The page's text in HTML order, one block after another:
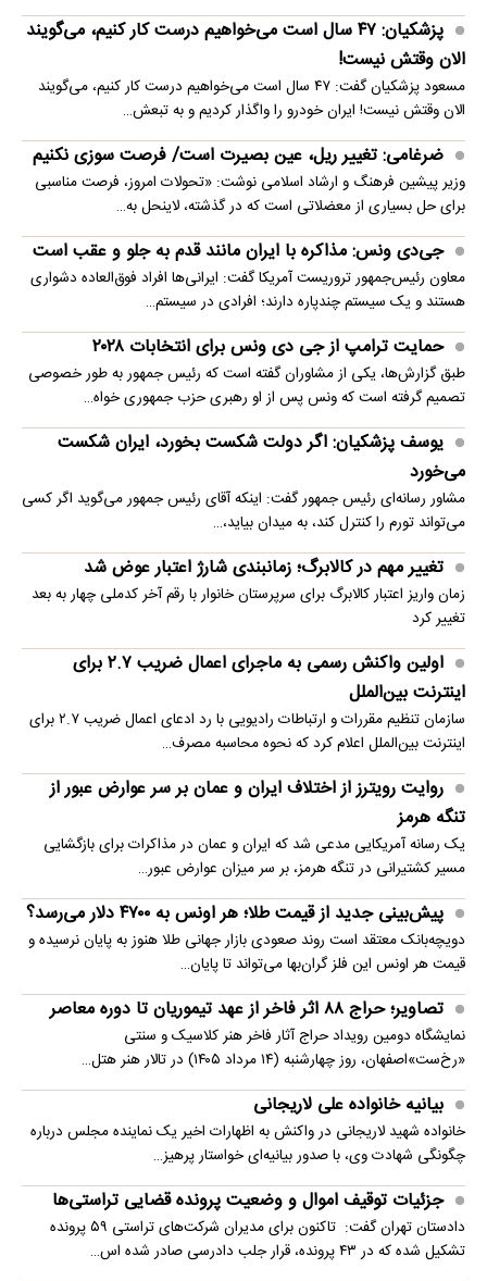
پزشکیان: ۴۷ سال است می‌خواهیم درست کار کنیم، می‌گویند
الان وقتش نیست!
مسعود پزشکیان گفت: ۴۷ سال است می‌خواهیم درست کار کنیم، می‌گویند
الان وقتش نیست! ایران خودرو را واگذار کردیم و به تبعش…
ضرغامی: تغییر ریل، عین بصیرت است/ فرصت سوزی نکنیم
وزیر پیشین فرهنگ و ارشاد اسلامی نوشت: «تحولات امروز، فرصت مناسبی
برای حل بسیاری از معضلاتی‌ است که در گذشته، لاینحل به…
جی‌دی ونس: مذاکره با ایران مانند قدم به جلو و عقب است
معاون رئیس‌جمهور تروریست آمریکا گفت: ایرانی‌ها افراد فوق‌العاده دشواری
هستند و یک سیستم چندپاره دارند؛ افرادی در سیستم…
حمایت ترامپ از جی دی ونس برای انتخابات ۲۰۲۸
طبق گزارش‌ها، یکی از مشاوران گفته است که رئیس جمهور به طور خصوصی
تصمیم گرفته است که ونس پس از او رهبری حزب جمهوری خواه…
یوسف پزشکیان: اگر دولت شکست بخورد، ایران شکست
می‌خورد
مشاور رسانه‌ای رئیس جمهور گفت: اینکه آقای رئیس جمهور می‌گوید اگر کسی
می‌تواند تورم را کنترل کند، به میدان بیاید،…
تغییر مهم در کالابرگ؛ زمانبندی‌ شارژ اعتبار عوض شد
زمان واریز اعتبار کالابرگ برای سرپرستان خانوار با رقم آخر کدملی چهار به بعد
تغییر کرد
اولین واکنش رسمی به ماجرای اعمال ضریب ۲.۷ برای
اینترنت بین‌الملل
سازمان تنظیم مقررات و ارتباطات رادیویی با رد ادعای اعمال ضریب ۲.۷ برای
اینترنت بین‌الملل اعلام کرد که نحوه محاسبه مصرف…
روایت رویترز از اختلاف ایران و عمان بر سر عوارض عبور از
تنگه هرمز
یک رسانه آمریکایی مدعی شد که ایران و عمان در مذاکرات برای بازگشایی
مسیر کشتیرانی در تنگه هرمز، بر سر میزان عوارض عبور…
پیش‌بینی جدید از قیمت طلا؛ هر اونس به ۴۷۰۰ دلار می‌رسد؟
دویچه‌بانک معتقد است روند صعودی بازار جهانی طلا هنوز به پایان نرسیده و
قیمت هر اونس این فلز گران‌بها می‌تواند تا پایان…
تصاویر؛ حراج ۸۸ اثر فاخر از عهد تیموریان تا دوره معاصر
نمایشگاه دومین رویداد حراج آثار فاخر هنر کلاسیک و سنتی
«رخ‌ست»اصفهان، روز چهارشنبه (۱۴ مرداد ۱۴۰۵) در تالار هنر هتل…
بیانیه خانواده علی لاریجانی
خانواده شهید لاریجانی در واکنش به اظهارات اخیر یک نماینده مجلس درباره
چگونگی شهادت وی، با صدور بیانیه‌ای خواستار پرهیز…
جزئیات توقیف اموال و وضعیت پرونده قضایی تراستی‌ها
دادستان تهران گفت: تاکنون برای مدیران شرکت‌های تراستی ۵۹ پرونده
تشکیل شده که در ۴۳ پرونده، قرار جلب دادرسی صادر شده اس…